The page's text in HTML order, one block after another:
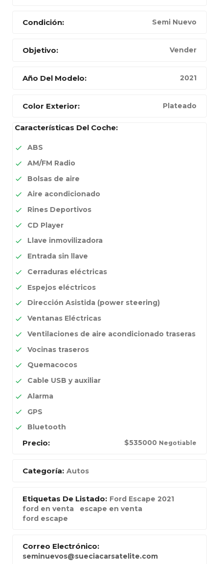
Condición: Semi Nuevo
Objetivo: Vender
Año Del Modelo: 2021
Color Exterior: Plateado
Características Del Coche:
ABS
AM/FM Radio
Bolsas de aire
Aire acondicionado
Rines Deportivos
CD Player
Llave inmovilizadora
Entrada sin llave
Cerraduras eléctricas
Espejos eléctricos
Dirección Asistida (power steering)
Ventanas Eléctricas
Ventilaciones de aire acondicionado traseras
Vocinas traseros
Quemacocos
Cable USB y auxiliar
Alarma
GPS
Bluetooth
Precio: $535000 Negotiable
Categoría: Autos
Etiquetas De Listado: Ford Escape 2021
ford en venta
escape en venta
ford escape
Correo Electrónico:
seminuevos@sueciacarsatelite.com